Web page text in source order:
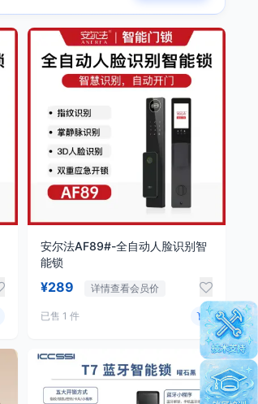
安尔法AF89#-全自动人脸识别智
能锁
¥289 详情查看会员价
已售 1 件